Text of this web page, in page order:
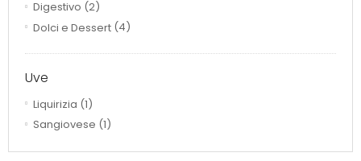
Digestivo (2)
Dolci e Dessert (4)
Uve
Liquirizia (1)
Sangiovese (1)